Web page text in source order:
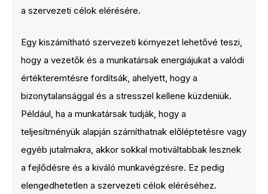
a szervezeti célok elérésére.
Egy kiszámítható szervezeti környezet lehetővé teszi,
hogy a vezetők és a munkatársak energiájukat a valódi
értékteremtésre fordítsák, ahelyett, hogy a
bizonytalansággal és a stresszel kellene küzdeniük.
Például, ha a munkatársak tudják, hogy a
teljesítményük alapján számíthatnak előléptetésre vagy
egyéb jutalmakra, akkor sokkal motiváltabbak lesznek
a fejlődésre és a kiváló munkavégzésre. Ez pedig
elengedhetetlen a szervezeti célok eléréséhez.